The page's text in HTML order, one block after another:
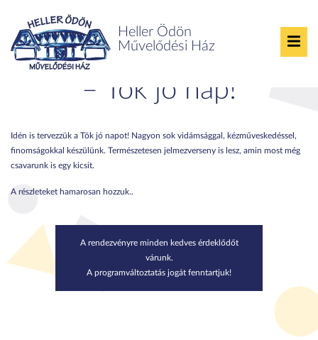
Heller Ödön
Művelődési Ház
Generációs Halloween
– Tök jó nap!
Idén is tervezzük a Tök jó napot! Nagyon sok vidámsággal, kézműveskedéssel,
finomságokkal készülünk. Természetesen jelmezverseny is lesz, amin most még
csavarunk is egy kicsit.
A részleteket hamarosan hozzuk..
A rendezvényre minden kedves érdeklődőt
várunk.
A programváltoztatás jogát fenntartjuk!